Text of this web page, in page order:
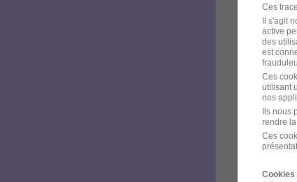
Ces
Il s'agit
active
des
est
Ces
utilisant
nos
Ils nous
rendre
Ces
Cookies